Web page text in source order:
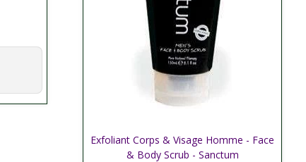
Afficher plus
Exfoliant Corps & Visage Homme - Face
& Body Scrub - Sanctum